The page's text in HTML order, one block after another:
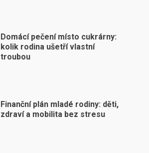
Domácí pečení místo cukrárny:
kolik rodina ušetří vlastní
troubou
Finanční plán mladé rodiny: děti,
zdraví a mobilita bez stresu